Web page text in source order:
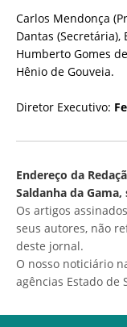
Carlos Mendonça
Dantas (Secretária),
Humberto Gomes
Hênio de Gouveia.
Diretor Executivo:
Endereço da
Saldanha da
Os artigos
seus autores, não
deste jornal.
O nosso noticiário
agências Estado de